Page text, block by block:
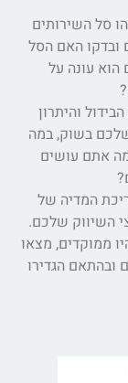
סל השירותים
האם הסל
עונה על
והיתרון
בשוק, במה
אתם עושים
המדיה של
השיווק שלכם.
ממוקדים, מצאו
ובהתאם הגדירו